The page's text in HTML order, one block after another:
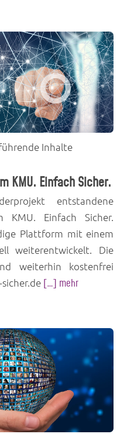
Inhalte
KMU. Einfach Sicher.
entstandene
KMU. Einfach Sicher.
Plattform mit einem
weiterentwickelt. Die
weiterhin kostenfrei
[…] mehr